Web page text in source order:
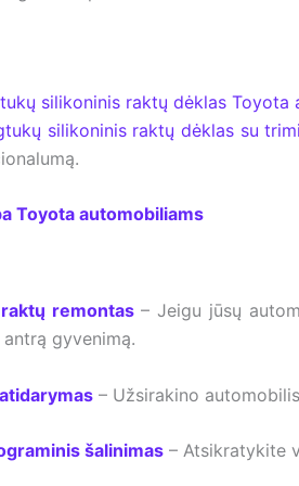
silikoninis raktų dėklas Toyota
silikoninis raktų dėklas su
Toyota automobiliams
remontas– Jeigu jūsų
gyvenimą.
– Užsirakino
šalinimas – Atsikratykite